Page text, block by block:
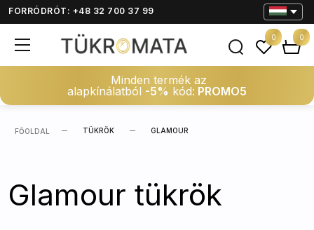
FORRÓDRÓT: +48 32 700 37 99
Minden termék az
alapkínálatból -5% kód: PROMO5
0 0
FŐOLDAL TÜKRÖK GLAMOUR
Glamour tükrök